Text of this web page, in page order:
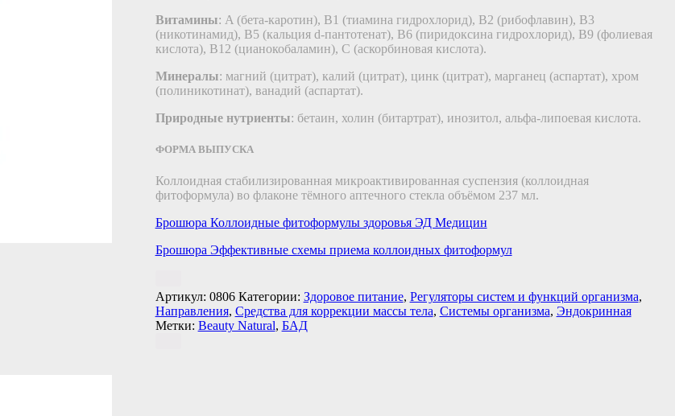
Витамины: A (бета-каротин), B1 (тиамина гидрохлорид), B2 (рибофлавин), B3
(никотинамид), В5 (кальция d-пантотенат), B6 (пиридоксина гидрохлорид), B9 (фолиевая
кислота), B12 (цианокобаламин), С (аскорбиновая кислота).
Минералы: магний (цитрат), калий (цитрат), цинк (цитрат), марганец (аспартат), хром
(полиникотинат), ванадий (аспартат).
Природные нутриенты: бетаин, холин (битартрат), инозитол, альфа-липоевая кислота.
ФОРМА ВЫПУСКА
Коллоидная стабилизированная микроактивированная суспензия (коллоидная
фитоформула) во флаконе тёмного аптечного стекла объёмом 237 мл.
Брошюра Коллоидные фитоформулы здоровья ЭД Медицин
Брошюра Эффективные схемы приема коллоидных фитоформул
Артикул: 0806 Категории: Здоровое питание, Регуляторы систем и функций организма,
Направления, Средства для коррекции массы тела, Системы организма, Эндокринная
Метки: Beauty Natural, БАД